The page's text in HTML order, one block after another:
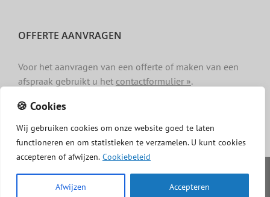
🍪 Cookies
Wij gebruiken cookies om onze website goed te laten
functioneren en om statistieken te verzamelen. U kunt cookies
accepteren of afwijzen. Cookiebeleid
Afwijzen Accepteren
OFFERTE AANVRAGEN
Voor het aanvragen van een offerte of maken van een
afspraak gebruikt u het contactformulier ».
Copyright -Dakgotenschoonmaken.com|Privacy|Algemene
voorwaarden
Disclaimer